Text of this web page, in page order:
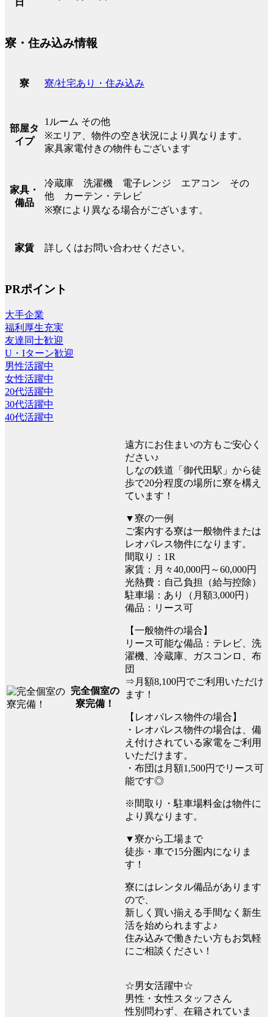
日
寮・住み込み情報
寮 寮/社宅あり・住み込み
部屋タ
イプ
1ルーム その他
※エリア、物件の空き状況により異なります。
家具家電付きの物件もございます
家具・
備品
冷蔵庫 洗濯機 電子レンジ エアコン その
他 カーテン・テレビ
※寮により異なる場合がございます。
家賃 詳しくはお問い合わせください。
PRポイント
大手企業
福利厚生充実
友達同士歓迎
U・Iターン歓迎
男性活躍中
女性活躍中
20代活躍中
30代活躍中
40代活躍中
完全個室の
寮完備！
遠方にお住まいの方もご安心く
ださい♪
しなの鉄道「御代田駅」から徒
歩で20分程度の場所に寮を構え
ています！
▼寮の一例
ご案内する寮は一般物件または
レオパレス物件になります。
間取り：1R
家賃：月々40,000円～60,000円
光熱費：自己負担（給与控除）
駐車場：あり（月額3,000円）
備品：リース可
【一般物件の場合】
リース可能な備品：テレビ、洗
濯機、冷蔵庫、ガスコンロ、布
団
⇒月額8,100円でご利用いただけ
ます！
【レオパレス物件の場合】
・レオパレス物件の場合は、備
え付けされている家電をご利用
いただけます。
・布団は月額1,500円でリース可
能です◎
※間取り・駐車場料金は物件に
より異なります。
▼寮から工場まで
徒歩・車で15分圏内になりま
す！
寮にはレンタル備品があります
ので、
新しく買い揃える手間なく新生
活を始められますよ♪
住み込みで働きたい方もお気軽
にご相談ください！
☆男女活躍中☆
男性・女性スタッフさん
性別問わず、在籍されていま